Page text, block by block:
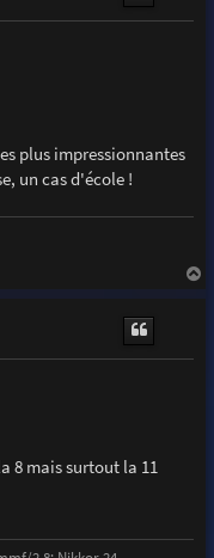
plus impressionnantes
un cas d'école !
8 mais surtout la 11